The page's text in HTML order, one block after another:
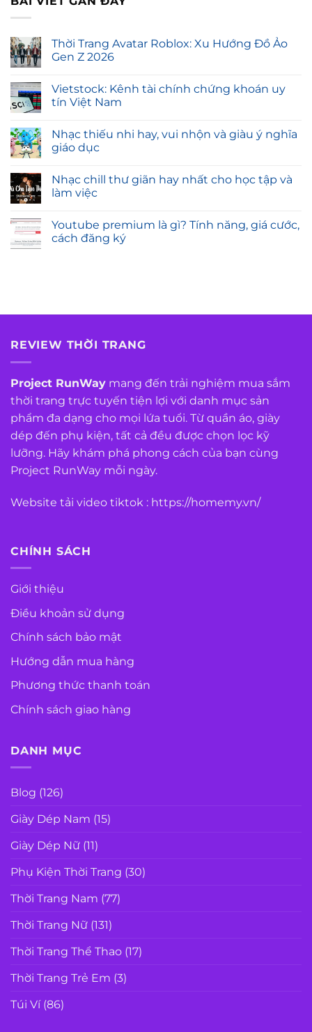
Thời Trang Avatar Roblox: Xu Hướng Đồ Ảo
Gen Z 2026
Vietstock: Kênh tài chính chứng khoán uy
tín Việt Nam
Nhạc thiếu nhi hay, vui nhộn và giàu ý nghĩa
giáo dục
Nhạc chill thư giãn hay nhất cho học tập và
làm việc
Youtube premium là gì? Tính năng, giá cước,
cách đăng ký
REVIEW THỜI TRANG
Project RunWay mang đến trải nghiệm mua sắm
thời trang trực tuyến tiện lợi với danh mục sản
phẩm đa dạng cho mọi lứa tuổi. Từ quần áo, giày
dép đến phụ kiện, tất cả đều được chọn lọc kỹ
lưỡng. Hãy khám phá phong cách của bạn cùng
Project RunWay mỗi ngày.
Website tải video tiktok : https://homemy.vn/
CHÍNH SÁCH
Giới thiệu
Điều khoản sử dụng
Chính sách bảo mật
Hướng dẫn mua hàng
Phương thức thanh toán
Chính sách giao hàng
DANH MỤC
Blog (126)
Giày Dép Nam (15)
Giày Dép Nữ (11)
Phụ Kiện Thời Trang (30)
Thời Trang Nam (77)
Thời Trang Nữ (131)
Thời Trang Thể Thao (17)
Thời Trang Trẻ Em (3)
Túi Ví(86)